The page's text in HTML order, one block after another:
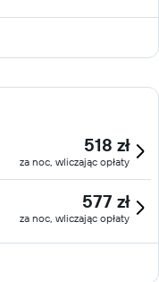
518 zł
za noc, wliczając opłaty
577 zł
za noc, wliczając opłaty